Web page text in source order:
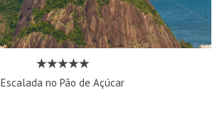
Escalada no Pão de Açúcar